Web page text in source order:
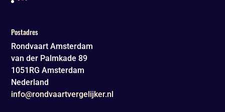
Postadres
Rondvaart Amsterdam
van der Palmkade 89
1051RG Amsterdam
Nederland
info@rondvaartvergelijker.nl